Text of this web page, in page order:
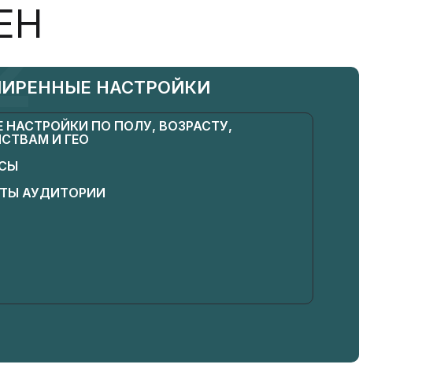
НАСТРОЙКИ
НАСТРОЙКИ ПО ПОЛУ, ВОЗРАСТУ,
И ГЕО
АУДИТОРИИ